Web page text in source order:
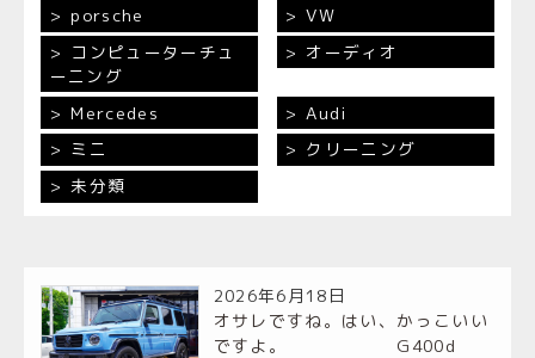
porsche
VW
コンピューターチュ
ーニング
オーディオ
Mercedes
Audi
ミニ
クリーニング
未分類
2026年6月18日
オサレですね。はい、かっこいい
ですよ。 G400d